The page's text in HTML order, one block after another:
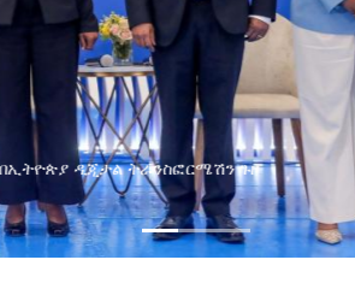
የልማት አጋሮች በአባልነት የየያዘ የኢኖቬሽን፣የዲጅታል
የኢንፎርሜሽን ቴክኖሎጂ የጋራ ግብረሃይል ተቋቋመ